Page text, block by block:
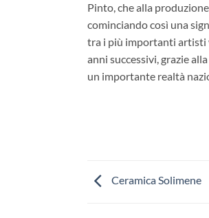
Pinto, che alla
cominciando così una
tra i più importanti artisti
anni successivi, grazie
un importante realtà
Ceramica Solimene